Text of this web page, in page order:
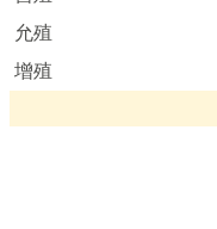
允殖
增殖